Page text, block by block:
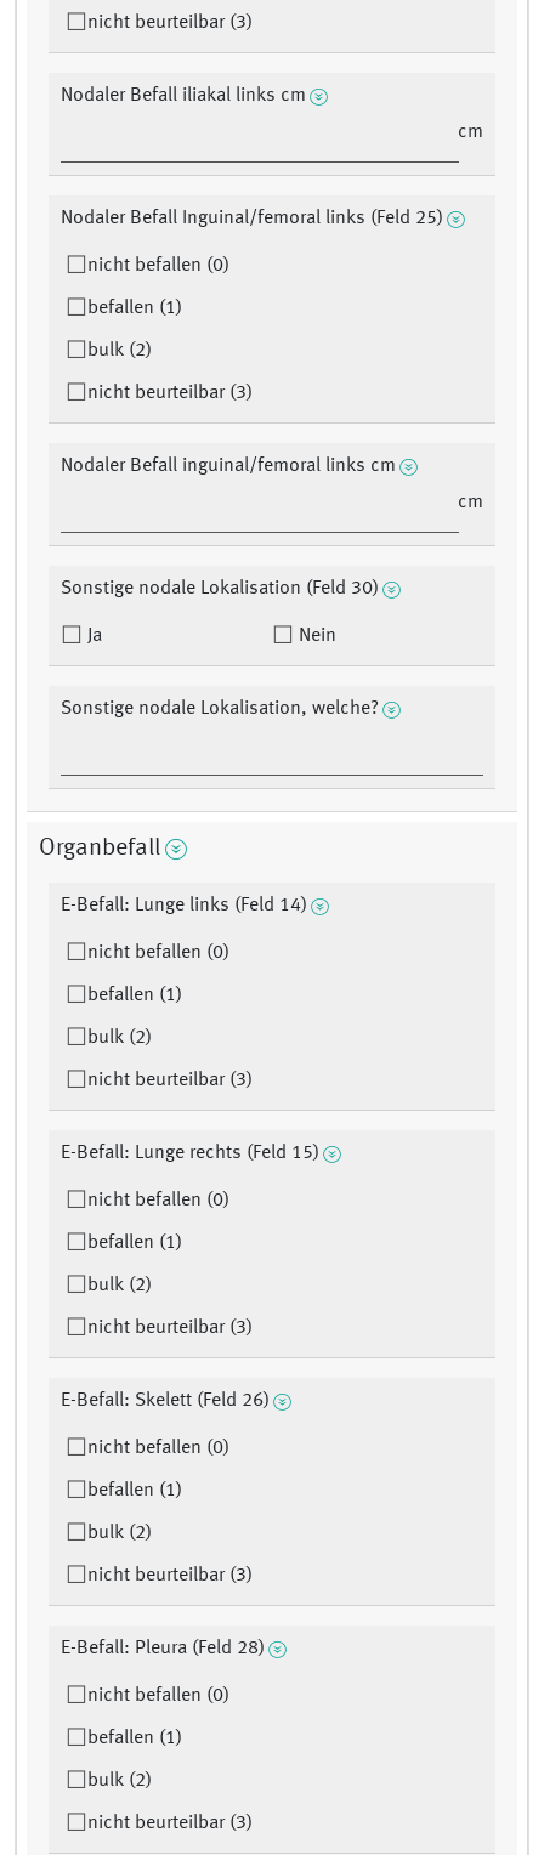
nicht beurteilbar (3)
Nodaler Befall iliakal links cm
cm
Nodaler Befall Inguinal/femoral links (Feld 25)
nicht befallen (0)
befallen (1)
bulk (2)
nicht beurteilbar (3)
Nodaler Befall inguinal/femoral links cm
cm
Sonstige nodale Lokalisation (Feld 30)
Ja Nein
Sonstige nodale Lokalisation, welche?
Organbefall
E-Befall: Lunge links (Feld 14)
nicht befallen (0)
befallen (1)
bulk (2)
nicht beurteilbar (3)
E-Befall: Lunge rechts (Feld 15)
nicht befallen (0)
befallen (1)
bulk (2)
nicht beurteilbar (3)
E-Befall: Skelett (Feld 26)
nicht befallen (0)
befallen (1)
bulk (2)
nicht beurteilbar (3)
E-Befall: Pleura (Feld 28)
nicht befallen (0)
befallen (1)
bulk (2)
nicht beurteilbar (3)